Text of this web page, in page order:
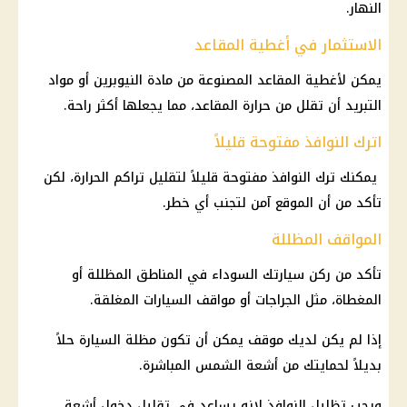
النهار.
الاستثمار في أغطية المقاعد
يمكن لأغطية المقاعد المصنوعة من مادة النيوبرين أو مواد
التبريد أن تقلل من حرارة المقاعد، مما يجعلها أكثر راحة.
اترك النوافذ مفتوحة قليلاً
يمكنك ترك النوافذ مفتوحة قليلاً لتقليل تراكم الحرارة، لكن
تأكد من أن الموقع آمن لتجنب أي خطر.
المواقف المظللة
تأكد من ركن سيارتك السوداء في المناطق المظللة أو
المغطاة، مثل الجراجات أو مواقف السيارات المغلقة.
إذا لم يكن لديك موقف يمكن أن تكون مظلة السيارة حلاً
بديلاً لحمايتك من أشعة الشمس المباشرة.